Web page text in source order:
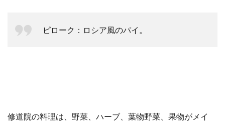
ピローク：ロシア風のパイ。
修道院の料理は、野菜、ハーブ、葉物野菜、果物がメイ